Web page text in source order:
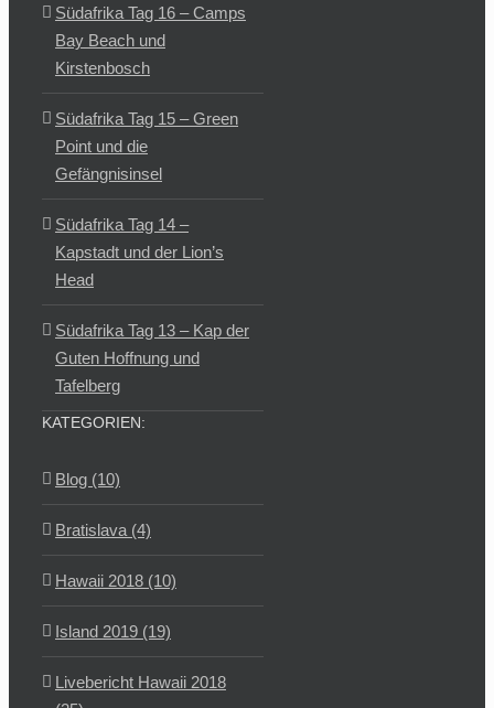
Südafrika Tag 16 – Camps
Bay Beach und
Kirstenbosch
Südafrika Tag 15 – Green
Point und die
Gefängnisinsel
Südafrika Tag 14 –
Kapstadt und der Lion’s
Head
Südafrika Tag 13 – Kap der
Guten Hoffnung und
Tafelberg
KATEGORIEN:
Blog (10)
Bratislava (4)
Hawaii 2018 (10)
Island 2019 (19)
Livebericht Hawaii 2018